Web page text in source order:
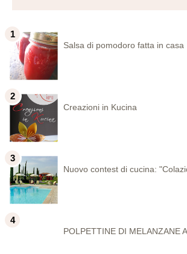
Salsa di pomodoro fatta in casa
Creazioni in Kucina
Nuovo contest di cucina:
POLPETTINE DI MELANZANE